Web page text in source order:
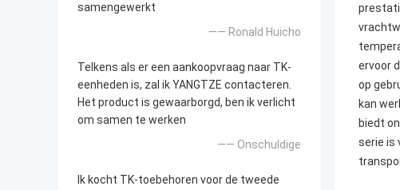
samengewerkt
—— Ronald Huicho
Telkens als er een aankoopvraag naar TK-
eenheden is, zal ik YANGTZE contacteren.
Het product is gewaarborgd, ben ik verlicht
om samen te werken
—— Onschuldige
Ik kocht TK-toebehoren voor de tweede
ervoor
op
kan
biedt
serie is